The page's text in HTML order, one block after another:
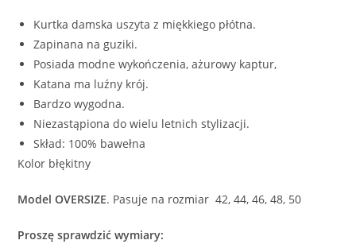
Kurtka damska uszyta z miękkiego płótna.
Zapinana na guziki.
Posiada modne wykończenia, ażurowy kaptur,
Katana ma luźny krój.
Bardzo wygodna.
Niezastąpiona do wielu letnich stylizacji.
Skład: 100% bawełna
Kolor błękitny
Model OVERSIZE. Pasuje na rozmiar 42, 44, 46, 48, 50
Proszę sprawdzić wymiary: